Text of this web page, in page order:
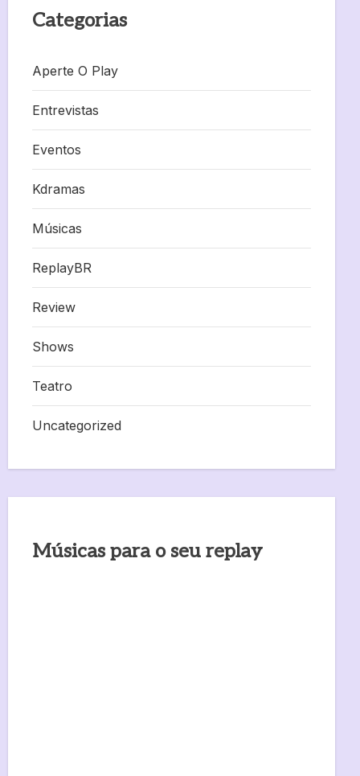
Categorias
Aperte O Play
Entrevistas
Eventos
Kdramas
Músicas
ReplayBR
Review
Shows
Teatro
Uncategorized
Músicas para o seu replay